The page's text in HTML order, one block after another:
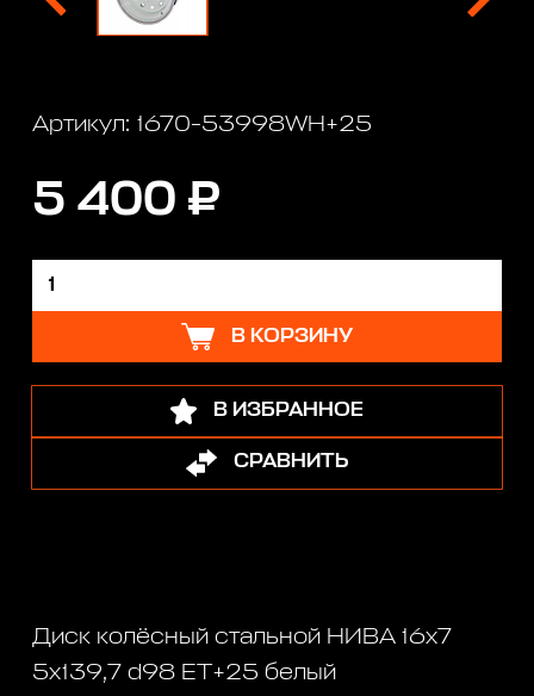
Артикул: 1670-53998WH+25
5 400 ₽
В КОРЗИНУ
В ИЗБРАННОЕ
СРАВНИТЬ
Диск колёсный стальной НИВА 16х7
5х139,7 d98 ET+25 белый